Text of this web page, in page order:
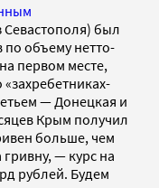
Севастополя) был
по объему нетто-
первом месте,
— Донецкая и
Крым получил
больше, чем
гривну, — курс на
рублей. Будем